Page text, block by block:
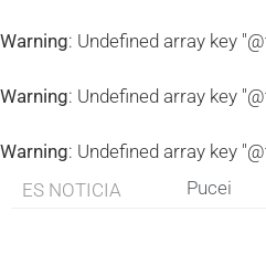
Warning: Undefined array key
Warning: Undefined array key
Warning: Undefined array key
ES NOTICIA
Pucei